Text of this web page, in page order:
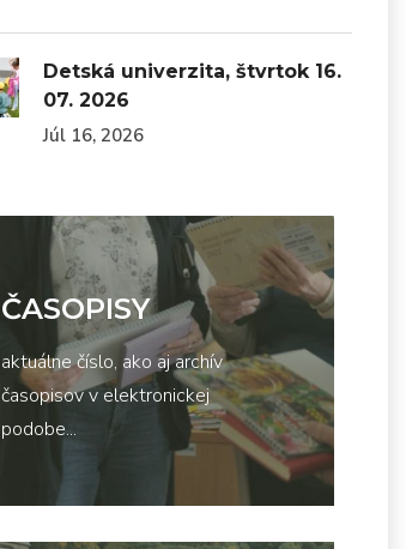
Detská univerzita, štvrtok 16.
07. 2026
Júl 16, 2026
ČASOPISY
aktuálne číslo, ako aj archív
časopisov v elektronickej
podobe...